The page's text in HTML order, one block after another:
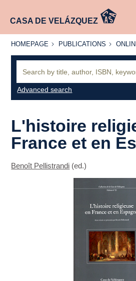
CASA DE VELÁZQUEZ
HOMEPAGE
HOMEPAGE PUBLICATIONS
PUBLICATIONS
Advanced search
L'histoire
France et en
Benoît Pellistrandi (ed.)